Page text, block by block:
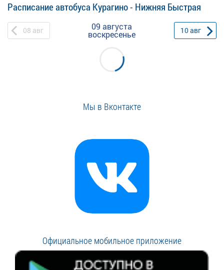
Расписание автобуса Курагино - Нижняя Быстрая
08 авг 09 августа
воскресенье 10авг
Мы в Вконтакте
Официальное мобильное приложение